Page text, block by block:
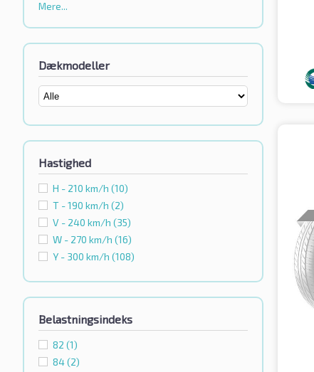
Mere...
Dækmodeller
Hastighed
H - 210 km/h (10)
T - 190 km/h (2)
V - 240 km/h (35)
W - 270 km/h (16)
Y - 300 km/h (108)
Belastningsindeks
82 (1)
84(2)